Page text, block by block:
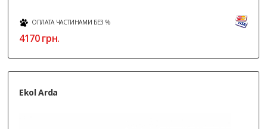
ОПЛАТА ЧАСТИНАМИ БЕЗ %
4170грн.
Ekol Arda